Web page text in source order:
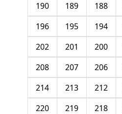
188
189
190
194
195
196
200
201
202
206
207
208
212
213
214
218
219
220